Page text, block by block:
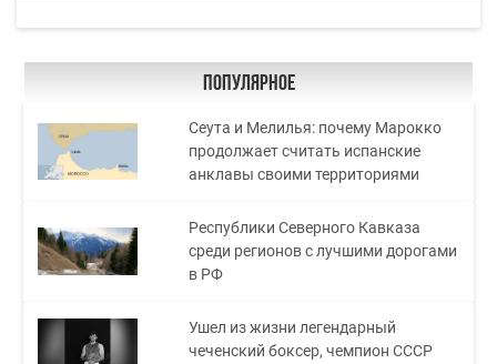
Популярное
Сеута и Мелилья: почему Марокко
продолжает считать испанские
анклавы своими территориями
Республики Северного Кавказа
среди регионов с лучшими дорогами
в РФ
Ушел из жизни легендарный
чеченский боксер, чемпион СССР